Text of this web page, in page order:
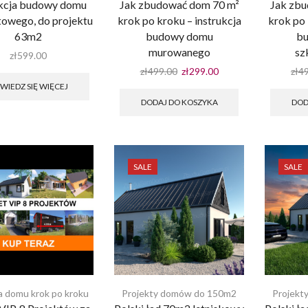
budowy domu
do projektu
63m2
zł599.00
SIĘ WIĘCEJ
Jak zbudować dom 70 m²
krok po kroku – instrukcja
budowy domu
murowanego
zł499.00 Pierwotna
wynosiła:
zł299.00Aktualna
DODAJ DO KOSZYKA
Jak
krok po
zł
domu krok po kroku
SALE
Projekty domów do 150m2
SALE